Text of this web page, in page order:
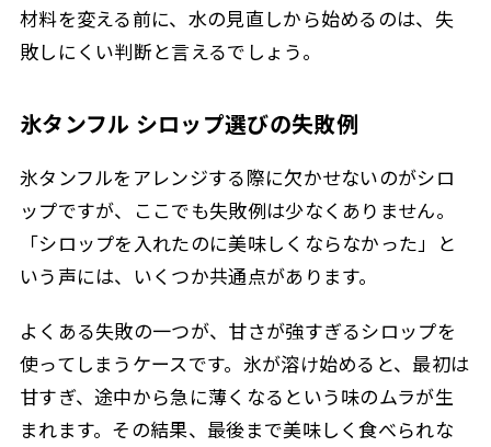
材料を変える前に、水の見直しから始めるのは、失
敗しにくい判断と言えるでしょう。
氷タンフル シロップ選びの失敗例
氷タンフルをアレンジする際に欠かせないのがシロ
ップですが、ここでも失敗例は少なくありません。
「シロップを入れたのに美味しくならなかった」と
いう声には、いくつか共通点があります。
よくある失敗の一つが、甘さが強すぎるシロップを
使ってしまうケースです。氷が溶け始めると、最初は
甘すぎ、途中から急に薄くなるという味のムラが生
まれます。その結果、最後まで美味しく食べられな